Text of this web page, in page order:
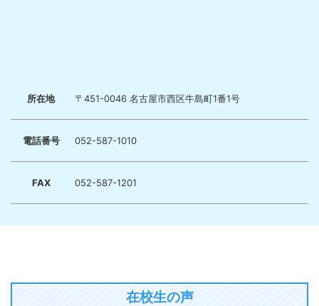
所在地 〒451-0046 名古屋市西区牛島町1番1号
電話番号 052-587-1010
FAX 052-587-1201
在校生の声